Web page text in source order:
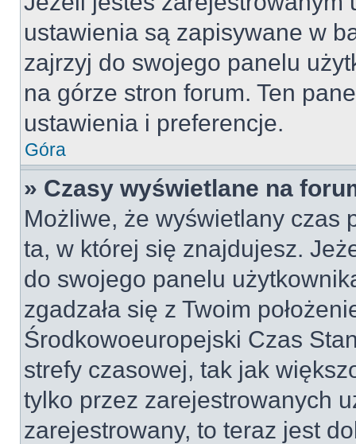
ustawienia są zapisywane w
zajrzyj do swojego panelu
na górze stron forum. Ten
ustawienia i preferencje.
Góra
» Czasy wyświetlane na
Możliwe, że wyświetlany czas
ta, w której się znajdujesz.
do swojego panelu
zgadzała się z Twoim
Środkowoeuropejski Czas
strefy czasowej, tak jak
tylko przez zarejestrowanych
zarejestrowany, to teraz jest